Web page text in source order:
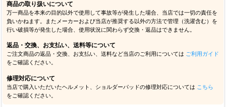
商品の取り扱いについて
万一商品を本来の目的以外で使用して事故等が発生した場合、当店では一切の責任を
負いかねます。またメーカーおよび当店が推奨する以外の方法で管理（洗濯含む）を
行い破損等が発生した場合、使用状況に関わらず交換・返品はできません。
返品・交換、お支払い、送料等について
ご注文商品の返品・交換、お支払い、送料など当店のご利用については ご利用ガイド
をご確認ください。
修理対応について
当店で購入いただいたヘルメット、ショルダーパッドの修理対応については こちら
をご確認ください。